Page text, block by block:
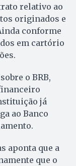
relativo ao
originados e
conforme
em cartório
o BRB,
já
ao Banco
aponta que a
que o